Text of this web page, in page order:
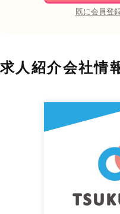
既に会員登
求人紹介会社情